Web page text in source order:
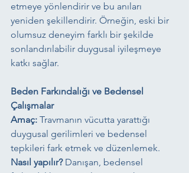
etmeye yönlendirir ve bu anıları
yeniden şekillendirir. Örneğin, eski bir
olumsuz deneyim farklı bir şekilde
sonlandırılabilir duygusal iyileşmeye
katkı sağlar.
Beden Farkındalığı ve Bedensel
Çalışmalar
Amaç: Travmanın vücutta yarattığı
duygusal gerilimleri ve bedensel
tepkileri fark etmek ve düzenlemek.
Nasıl yapılır? Danışan, bedensel